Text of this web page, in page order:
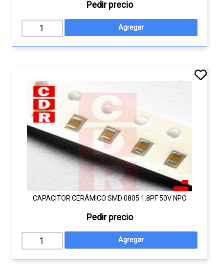
Pedir precio
CAPACITOR CERÁMICO SMD 0805 1.8PF 50V NPO
Pedir precio